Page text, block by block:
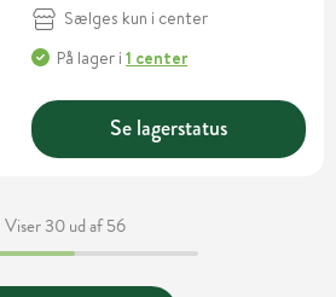
Sælges kun i center
På lager i1 center
Se lagerstatus
Viser 30 ud af 56